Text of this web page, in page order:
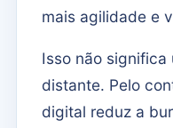
mais agilidade e
Isso não significa
distante. Pelo
digital reduz a